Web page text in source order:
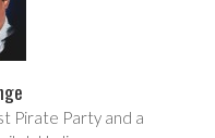
Pirate Party and a